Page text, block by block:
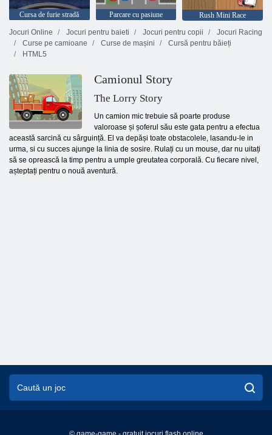
Cursa de furie stradă Parcare cu pasiune
Rush Mini Race
Jocuri Online
Jocuri pentru baieti Jocuri pentru copii
Jocuri Racing
Curse pe camioane
Curse de mașini
Cursă pentru băieți
HTML5
Camionul Story
The Lorry Story
Un camion mic trebuie să poarte produse
valoroase și șoferul său este gata pentru a efectua
această sarcină cu sârguință. El va depăși toate obstacolele, lasandu-le in
urma, si cu succes ajunge la linia de sosire. Rulați cu un mouse, dar nu uitați
să se oprească la timp pentru a umple greutatea corporală. Cu fiecare nivel,
așteptați pentru o nouă aventură.